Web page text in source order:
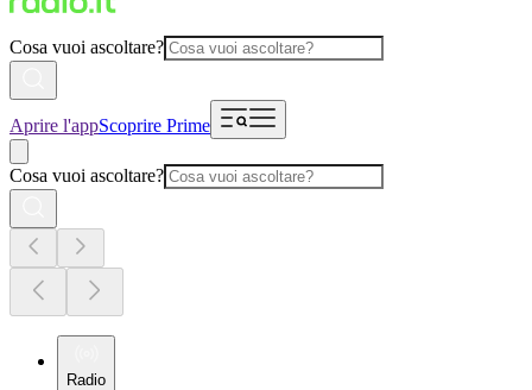
Cosa vuoi ascoltare?
Aprire l'appScoprire Prime
Cosa vuoi ascoltare?
Radio